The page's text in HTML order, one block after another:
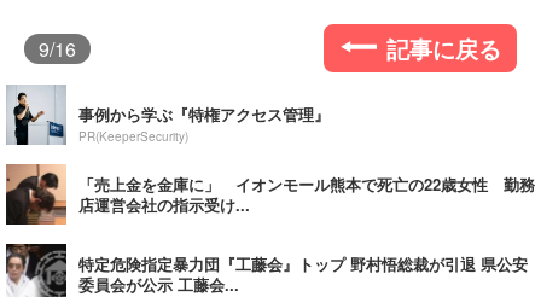
9/16 記事に戻る
事例から学ぶ『特権アクセス管理』
PR(KeeperSecurity)
「売上金を金庫に」 イオンモール熊本で死亡の22歳女性 勤務
店運営会社の指示受け...
特定危険指定暴力団『工藤会』トップ 野村悟総裁が引退 県公安
委員会が公示 工藤会...